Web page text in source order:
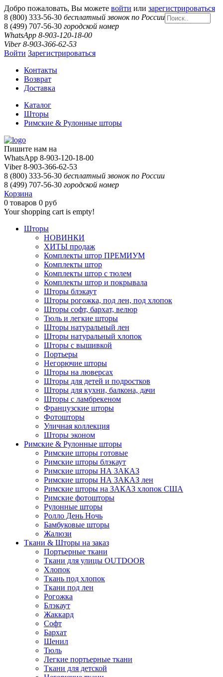
Добро пожаловать, Вы можете войти или зарегистрироваться
8 (800) 333-56-30 бесплатный звонок по России
8 (499) 707-56-30 городской номер
WhatsApp 8-903-120-18-00
Viber 8-903-366-62-53
Войти Зарегистрироваться
Контакты
Возврат
Доставка
Каталог
Шторы
Римские & Рулонные шторы
Пишите нам на
WhatsApp 8-903-120-18-00
Viber 8-903-366-62-53
8 (800) 333-56-30 бесплатный звонок по России
8 (499) 707-56-30 городской номер
Корзина
0 товаров 0 руб
Your shopping cart is empty!
Шторы
НОВИНКИ
ХИТЫ продаж
Комплекты штор ПРЕМИУМ
Комплекты штор
Комплекты штор с тюлем
Комплекты штор и покрывала
Шторы блэкаут
Шторы рогожка, под лен, под хлопок
Шторы софт, бархат, велюр
Тюль и легкие шторы
Шторы натуральный лен
Шторы натуральный хлопок
Шторы с вышивкой
Портьеры
Негорючие шторы
Шторы на люверсах
Шторы для детей и подростков
Шторы для кухни, балкона, дачи
Шторы с ламбрекеном
Французские шторы
Фотошторы
Уличная коллекция
Шторы эконом
Римские & Рулонные шторы
Римские шторы готовые
Римские шторы блэкаут
Римские шторы НА ЗАКАЗ
Римские шторы НА ЗАКАЗ лен
Римские шторы на ЗАКАЗ хлопок США
Римские фотошторы
Рулонные шторы
Ролло День Ночь
Бамбуковые шторы
Жалюзи
Ткани & Шторы на заказ
Портьерные ткани
Ткани для улицы OUTDOOR
Хлопок
Ткань под хлопок
Ткани под лен
Рогожка
Блэкаут
Жаккард
Софт
Бархат
Шенил
Тюль
Легкие портьерные ткани
Ткани для детской